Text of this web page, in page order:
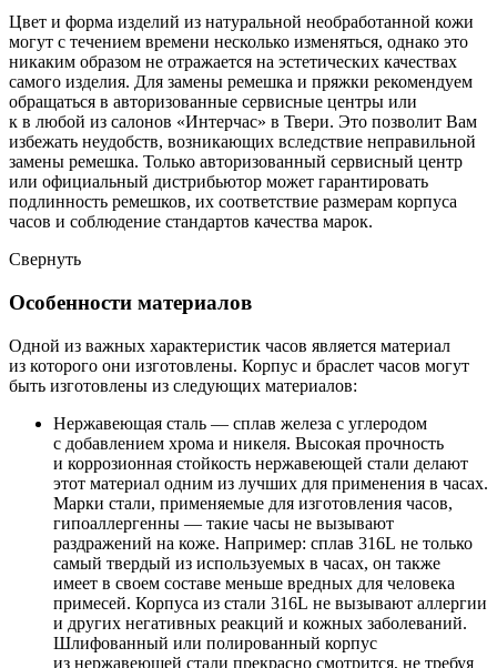
Цвет и форма изделий из натуральной необработанной кожи
могут с течением времени несколько изменяться, однако это
никаким образом не отражается на эстетических качествах
самого изделия. Для замены ремешка и пряжки рекомендуем
обращаться в авторизованные сервисные центры или
к в любой из салонов «Интерчас» в Твери. Это позволит Вам
избежать неудобств, возникающих вследствие неправильной
замены ремешка. Только авторизованный сервисный центр
или официальный дистрибьютор может гарантировать
подлинность ремешков, их соответствие размерам корпуса
часов и соблюдение стандартов качества марок.
Свернуть
Особенности материалов
Одной из важных характеристик часов является материал
из которого они изготовлены. Корпус и браслет часов могут
быть изготовлены из следующих материалов:
Нержавеющая сталь — сплав железа с углеродом
с добавлением хрома и никеля. Высокая прочность
и коррозионная стойкость нержавеющей стали делают
этот материал одним из лучших для применения в часах.
Марки стали, применяемые для изготовления часов,
гипоаллергенны — такие часы не вызывают
раздражений на коже. Например: сплав 316L не только
самый твердый из используемых в часах, он также
имеет в своем составе меньше вредных для человека
примесей. Корпуса из стали 316L не вызывают аллергии
и других негативных реакций и кожных заболеваний.
Шлифованный или полированный корпус
из нержавеющей стали прекрасно смотрится, не требуя